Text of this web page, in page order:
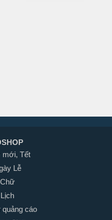
mới, Tết
Lễ
quảng cáo